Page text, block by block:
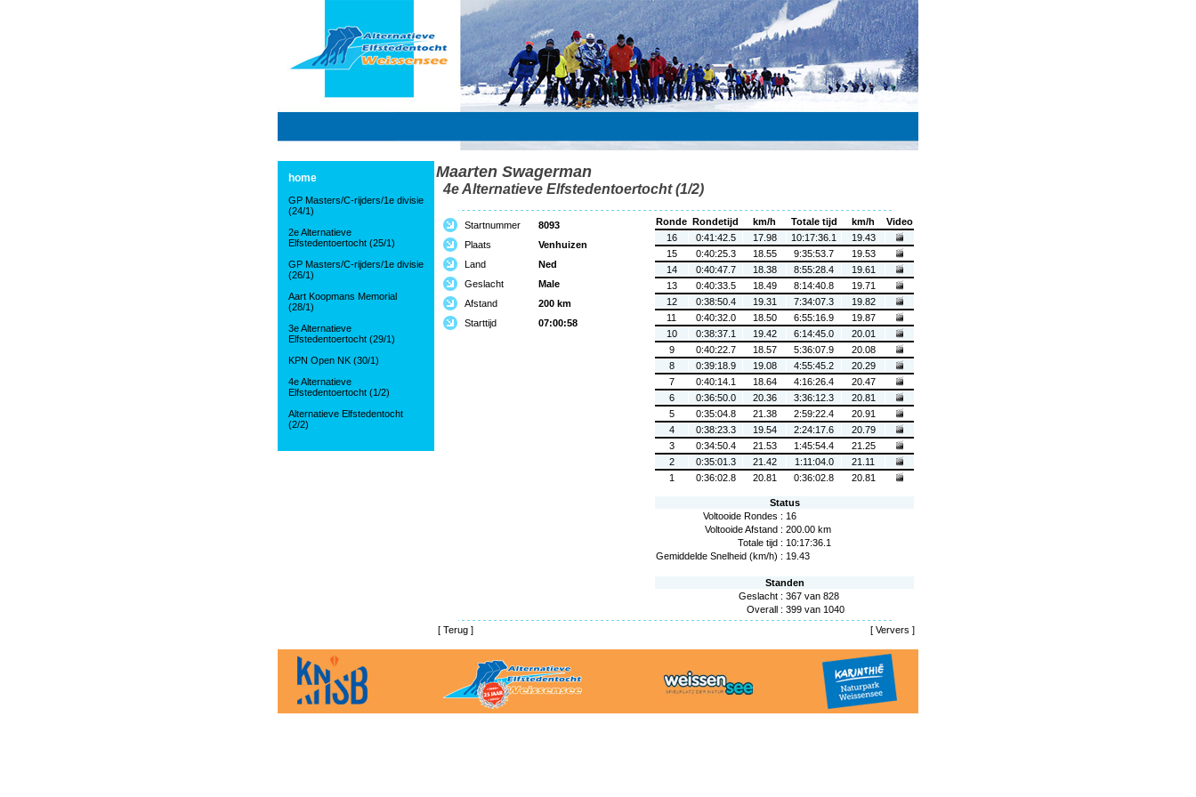
home
GP Masters/C-rijders/1e divisie
(24/1)
2e Alternatieve
Elfstedentoertocht (25/1)
GP Masters/C-rijders/1e divisie
(26/1)
Aart Koopmans Memorial
(28/1)
3e Alternatieve
Elfstedentoertocht (29/1)
KPN Open NK (30/1)
4e Alternatieve
Elfstedentoertocht (1/2)
Alternatieve Elfstedentocht
(2/2)
Maarten Swagerman
4e Alternatieve Elfstedentoertocht (1/2)
Startnummer
8093
Plaats
Venhuizen
Land
Ned
Geslacht
Male
Afstand
200 km
Starttijd
07:00:58
Ronde Rondetijd km/h Totale tijd km/h
Video
16
0:41:42.5 17.98 10:17:36.1
19.43
15
0:40:25.3 18.55 9:35:53.7
19.53
14
0:40:47.7 18.38 8:55:28.4
19.61
13
0:40:33.5 18.49 8:14:40.8
19.71
12
0:38:50.4 19.31 7:34:07.3
19.82
11
0:40:32.0 18.50 6:55:16.9
19.87
10
0:38:37.1 19.42 6:14:45.0
20.01
9
0:40:22.7 18.57 5:36:07.9
20.08
8
0:39:18.9 19.08 4:55:45.2
20.29
7
0:40:14.1 18.64 4:16:26.4
20.47
6
0:36:50.0 20.36 3:36:12.3
20.81
5
0:35:04.8 21.38 2:59:22.4
20.91
4
0:38:23.3 19.54 2:24:17.6
20.79
3
0:34:50.4 21.53 1:45:54.4
21.25
2
0:35:01.3 21.42 1:11:04.0
21.11
1
0:36:02.8 20.81 0:36:02.8 20.81
Status
Voltooide Rondes : 16
Voltooide Afstand : 200.00 km
Totale tijd : 10:17:36.1
Gemiddelde Snelheid (km/h) : 19.43
Standen
Geslacht : 367 van 828
Overall : 399 van 1040
[ Terug ] [ Ververs ]